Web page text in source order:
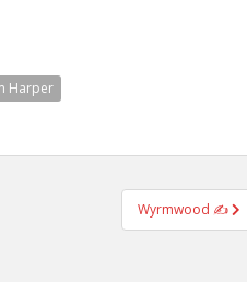
Harper
Wyrmwood ✍